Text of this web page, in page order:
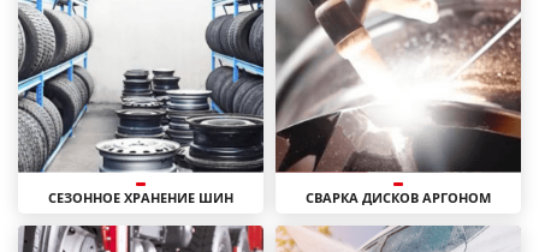
СЕЗОННОЕ ХРАНЕНИЕ ШИН СВАРКА ДИСКОВ АРГОНОМ